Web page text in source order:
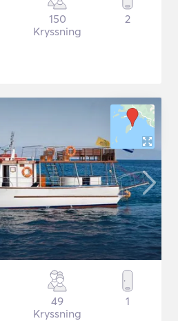
150
Kryssning
2
49
Kryssning
1